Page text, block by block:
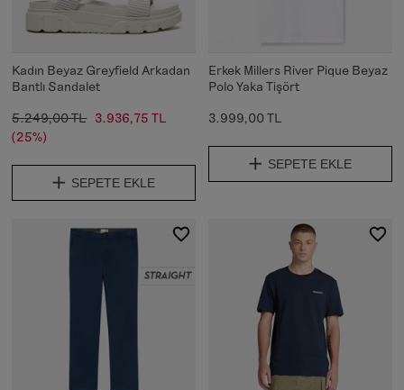
Kadın Beyaz Greyfield Arkadan
Bantlı Sandalet
5.249,00 TL 3.936,75 TL
(25%)
SEPETE EKLE
Erkek Millers River Pique Beyaz
Polo Yaka Tişört
3.999,00 TL
SEPETE EKLE